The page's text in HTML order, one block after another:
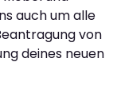
auch um alle
von
deines neuen